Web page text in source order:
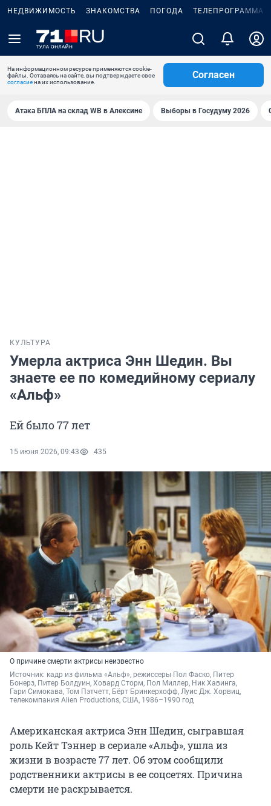
НЕДВИЖИМОСТЬ ЗНАКОМСТВА ПОГОДА ТЕЛЕПРОГРАММА
На информационном ресурсе применяются cookie-
файлы. Оставаясь на сайте, вы подтверждаете свое
согласиена их использование.
Согласен
Атака БПЛА на склад WB в Алексине Выборы в Госудуму 2026
КУЛЬТУРА
Умерла актриса Энн Шедин. Вы
знаете ее по комедийному сериалу
«Альф»
Ей было 77 лет
15 июня 2026, 09:43 435
О причине смерти актрисы неизвестно
Источник: кадр из фильма «Альф», режиссеры Пол Фаско, Питер
Бонерз, Питер Болдуин, Ховард Сторм, Пол Миллер, Ник Хавинга,
Гари Симокава, Том Пэтчетт, Бёрт Бринкерхофф, Луис Дж. Хорвиц,
телекомпания Alien Productions, США, 1986–1990 год
Американская актриса Энн Шедин, сыгравшая
роль Кейт Тэннер в сериале «Альф», ушла из
жизни в возрасте 77 лет. Об этом сообщили
родственники актрисы в ее соцсетях. Причина
смерти не раскрывается.